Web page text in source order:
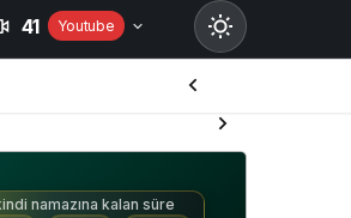
41 Youtube
Mod
değiştir
namazına kalan süre